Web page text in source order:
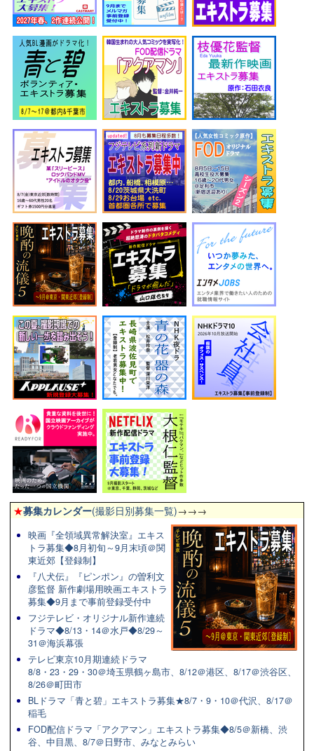
★募集カレンダー(撮影日別募集一覧)→→→
映画『全領域異常解決室』エキス
トラ募集◆8月初旬～9月末頃＠関
東近郊【登録制】
『八犬伝』『ピンポン』の曽利文
彦監督 新作劇場用映画エキストラ
募集◆9月まで事前登録受付中
フジテレビ・オリジナル新作連続
ドラマ◆8/13・14＠水戸◆8/29～
31＠海浜幕張
テレビ東京10月期連続ドラマ
8/8・23・29・30＠埼玉県鶴ヶ島市、8/12＠港区、8/17＠渋谷区、
8/26＠町田市
BLドラマ「青と碧」エキストラ募集★8/7・9・10＠代沢、8/17＠
稲毛
FOD配信ドラマ「アクアマン」エキストラ募集◆8/5＠新橋、渋
谷、中目黒、8/7＠日野市、みなとみらい